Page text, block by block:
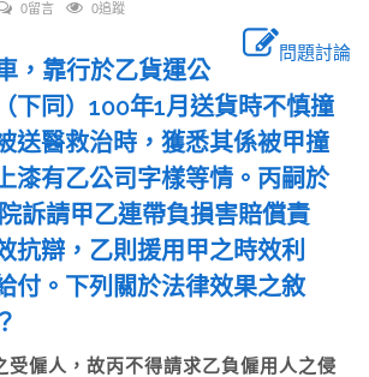
0留言 0追蹤
問題討論
，靠行於乙貨運公
下同）100年1月送貨時不慎撞
送醫救治時，獲悉其係被甲撞
漆有乙公司字樣等情。丙嗣於
訴請甲乙連帶負損害賠償責
抗辯，乙則援用甲之時效利
付。下列關於法律效果之敘
受僱人，故丙不得請求乙負僱用人之侵